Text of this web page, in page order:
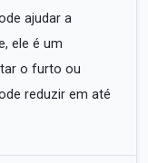
ajudar a
ele é um
o furto ou
reduzir em até